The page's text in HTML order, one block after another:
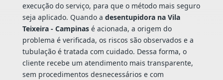
execução do serviço, para que o método mais seguro
seja aplicado. Quando a desentupidora na Vila
Teixeira - Campinasé acionada, a origem do
problema é verificada, os riscos são observados e a
tubulação é tratada com cuidado. Dessa forma, o
cliente recebe um atendimento mais transparente,
sem procedimentos desnecessários e com